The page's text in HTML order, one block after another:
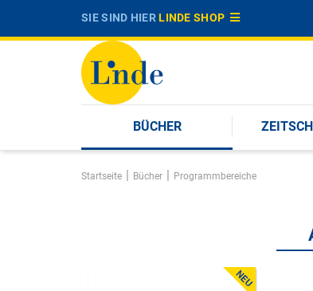
SIE SIND HIERLINDE SHOP
BÜCHER
Startseite | Bücher | Programmbereiche